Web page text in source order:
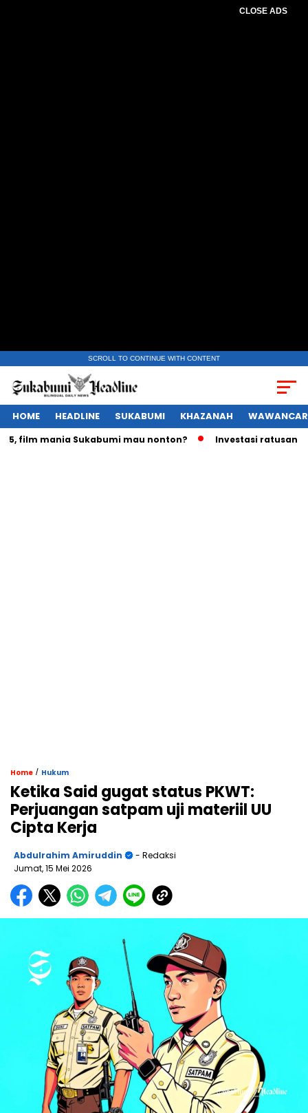
CLOSE ADS
SCROLL TO CONTINUE WITH CONTENT
HOME HEADLINE SUKABUMI KHAZANAH
mania Sukabumi mau nonton? Investasi ratusan triliun
Home / Hukum
Ketika Said gugat status PKWT:
Perjuangan satpam uji materiil UU
Cipta Kerja
Abdulrahim Amiruddin
- Redaksi
Jumat, 15 Mei 2026